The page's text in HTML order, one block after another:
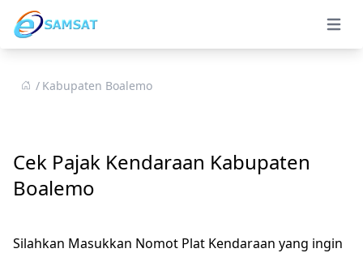
Open
Kabupaten Boalemo
Cek Pajak Kendaraan Kabupaten
Boalemo
Silahkan Masukkan Nomot Plat Kendaraan yang ingin